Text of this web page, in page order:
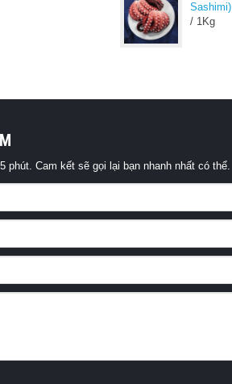
Sashimi)
/ 1Kg
phút. Cam kết sẽ gọi lại bạn nhanh nhất có thể.